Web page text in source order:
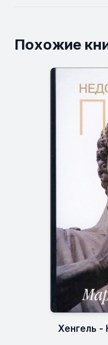
Похожие
Хенгель -